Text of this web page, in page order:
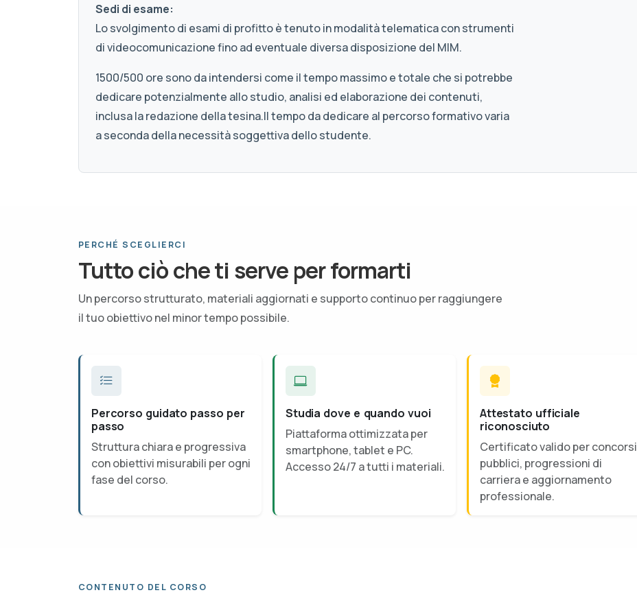
Sedi di esame:
Lo svolgimento di esami di profitto è tenuto in modalità telematica con strumenti
di videocomunicazione fino ad eventuale diversa disposizione del MIM.
1500/500 ore sono da intendersi come il tempo massimo e totale che si potrebbe
dedicare potenzialmente allo studio, analisi ed elaborazione dei contenuti,
inclusa la redazione della tesina.Il tempo da dedicare al percorso formativo varia
a seconda della necessità soggettiva dello studente.
PERCHÉ SCEGLIERCI
Tutto ciò che ti serve per formarti
Un percorso strutturato, materiali aggiornati e supporto continuo per raggiungere
il tuo obiettivo nel minor tempo possibile.
Percorso guidato passo per
passo
Struttura chiara e progressiva
con obiettivi misurabili per ogni
fase del corso.
Studia dove e quando vuoi
Piattaforma ottimizzata per
smartphone, tablet e PC.
Accesso 24/7 a tutti i materiali.
Attestato ufficiale
riconosciuto
Certificato valido per concorsi
pubblici, progressioni di
carriera e aggiornamento
professionale.
CONTENUTO DEL CORSO